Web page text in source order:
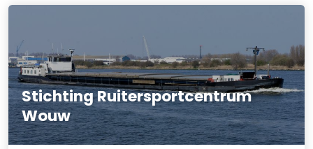
Stichting Ruitersportcentrum
Wouw